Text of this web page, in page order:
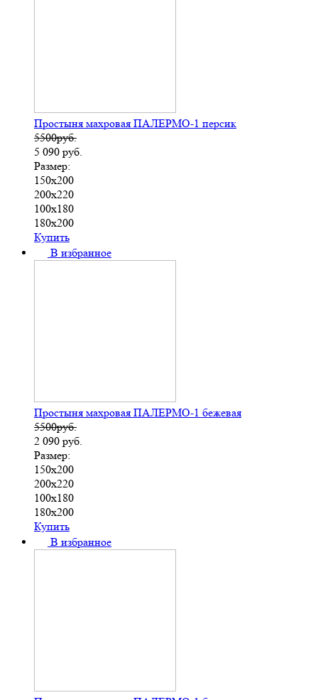
Простыня махровая ПАЛЕРМО-1 персик
5500руб.
5 090 руб.
Размер:
150х200
200х220
100х180
180х200
Купить
В избранное
Простыня махровая ПАЛЕРМО-1 бежевая
5500руб.
2 090 руб.
Размер:
150х200
200х220
100х180
180х200
Купить
В избранное